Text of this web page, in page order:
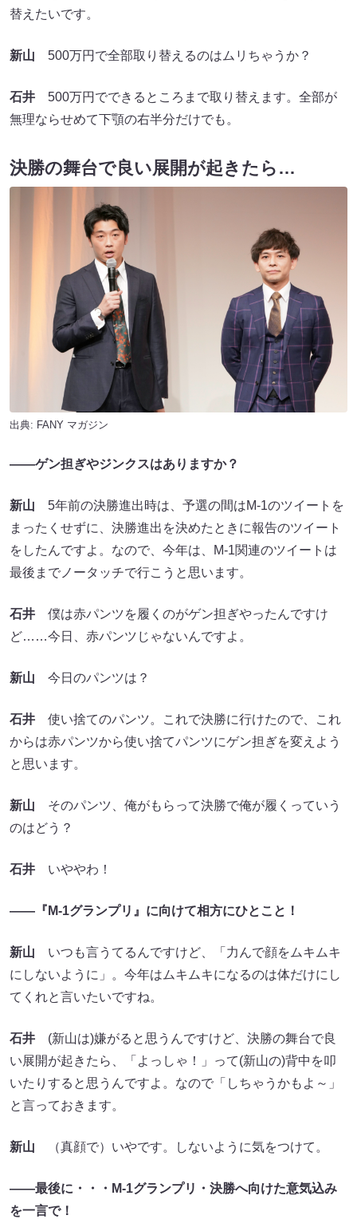
替えたいです。
新山 500万円で全部取り替えるのはムリちゃうか？
石井 500万円でできるところまで取り替えます。全部が
無理ならせめて下顎の右半分だけでも。
決勝の舞台で良い展開が起きたら…
出典: FANY マガジン
――ゲン担ぎやジンクスはありますか？
新山 5年前の決勝進出時は、予選の間はM-1のツイートを
まったくせずに、決勝進出を決めたときに報告のツイート
をしたんですよ。なので、今年は、M-1関連のツイートは
最後までノータッチで行こうと思います。
石井 僕は赤パンツを履くのがゲン担ぎやったんですけ
ど……今日、赤パンツじゃないんですよ。
新山 今日のパンツは？
石井 使い捨てのパンツ。これで決勝に行けたので、これ
からは赤パンツから使い捨てパンツにゲン担ぎを変えよう
と思います。
新山 そのパンツ、俺がもらって決勝で俺が履くっていう
のはどう？
石井 いややわ！
――『M-1グランプリ』に向けて相方にひとこと！
新山 いつも言うてるんですけど、「力んで顔をムキムキ
にしないように」。今年はムキムキになるのは体だけにし
てくれと言いたいですね。
石井 (新山は)嫌がると思うんですけど、決勝の舞台で良
い展開が起きたら、「よっしゃ！」って(新山の)背中を叩
いたりすると思うんですよ。なので「しちゃうかもよ～」
と言っておきます。
新山 （真顔で）いやです。しないように気をつけて。
――最後に・・・M-1グランプリ・決勝へ向けた意気込み
を一言で！